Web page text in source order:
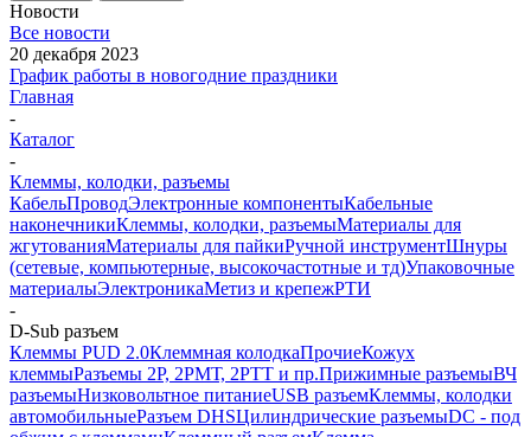
Новости
Все новости
20 декабря 2023
График работы в новогодние праздники
Главная
-
Каталог
-
Клеммы, колодки, разъемы
КабельПроводЭлектронные компонентыКабельные
наконечникиКлеммы, колодки, разъемыМатериалы для
жгутованияМатериалы для пайкиРучной инструментШнуры
(сетевые, компьютерные, высокочастотные и тд)Упаковочные
материалыЭлектроникаМетиз и крепежРТИ
-
D-Sub разъем
Клеммы PUD 2.0Клеммная колодкаПрочиеКожух
клеммыРазъемы 2Р, 2РМТ, 2РТТ и пр.Прижимные разъемыВЧ
разъемыНизковольтное питаниеUSB разъемКлеммы, колодки
автомобильныеРазъем DHSЦилиндрические разъемыDC - под